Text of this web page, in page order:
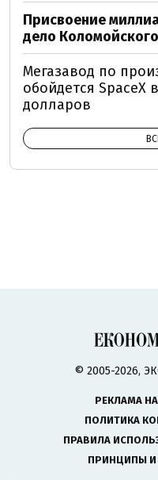
Присвоение
дело
Мегазавод по
обойдется SpaceX
долларов
© 2005-2026,
РЕКЛАМА
ПОЛИТИКА
ПРАВИЛА
ПРИНЦИПЫ И